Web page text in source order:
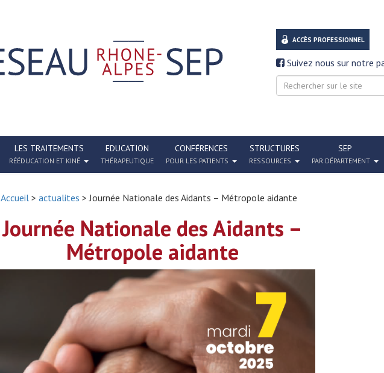
ACCÈS PROFESSIONNEL
Suivez nous sur notre
LES TRAITEMENTS
RÉÉDUCATION ET KINÉ
EDUCATION
THÉRAPEUTIQUE
CONFÉRENCES
POUR LES PATIENTS
STRUCTURES
RESSOURCES
SEP
PAR DÉPARTEMENT
Accueil > actualites > Journée Nationale des Aidants – Métropole aidante
Journée Nationale des Aidants –
Métropole aidante